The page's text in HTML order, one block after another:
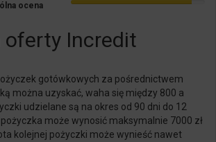
ocena
oferty Incredit
gotówkowych za pośrednictwem
można uzyskać, waha się między 800 a
udzielane są na okres od 90 dni do 12
może wynosić maksymalnie 7000 zł
kolejnej pożyczki może wynieść nawet